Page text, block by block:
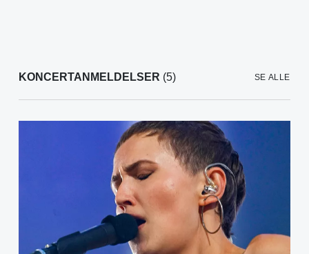
KONCERTANMELDELSER (5) SE ALLE